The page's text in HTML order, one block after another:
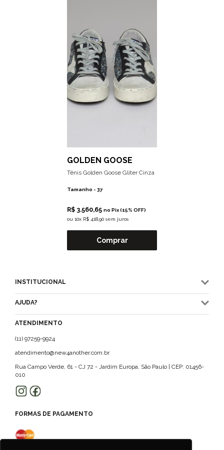
GOLDEN GOOSE
Tênis Golden Goose Gliter Cinza
Tamanho - 37
R$ 3.560,65 no Pix (15% OFF)
ou 10x R$ 418,90 sem juros
Comprar
INSTITUCIONAL
AJUDA?
ATENDIMENTO
(11) 97259-9924
atendimento@new4another.com.br
Rua Campo Verde, 61 - CJ 72 - Jardim Europa, São Paulo | CEP: 01456-
010
FORMAS DE PAGAMENTO